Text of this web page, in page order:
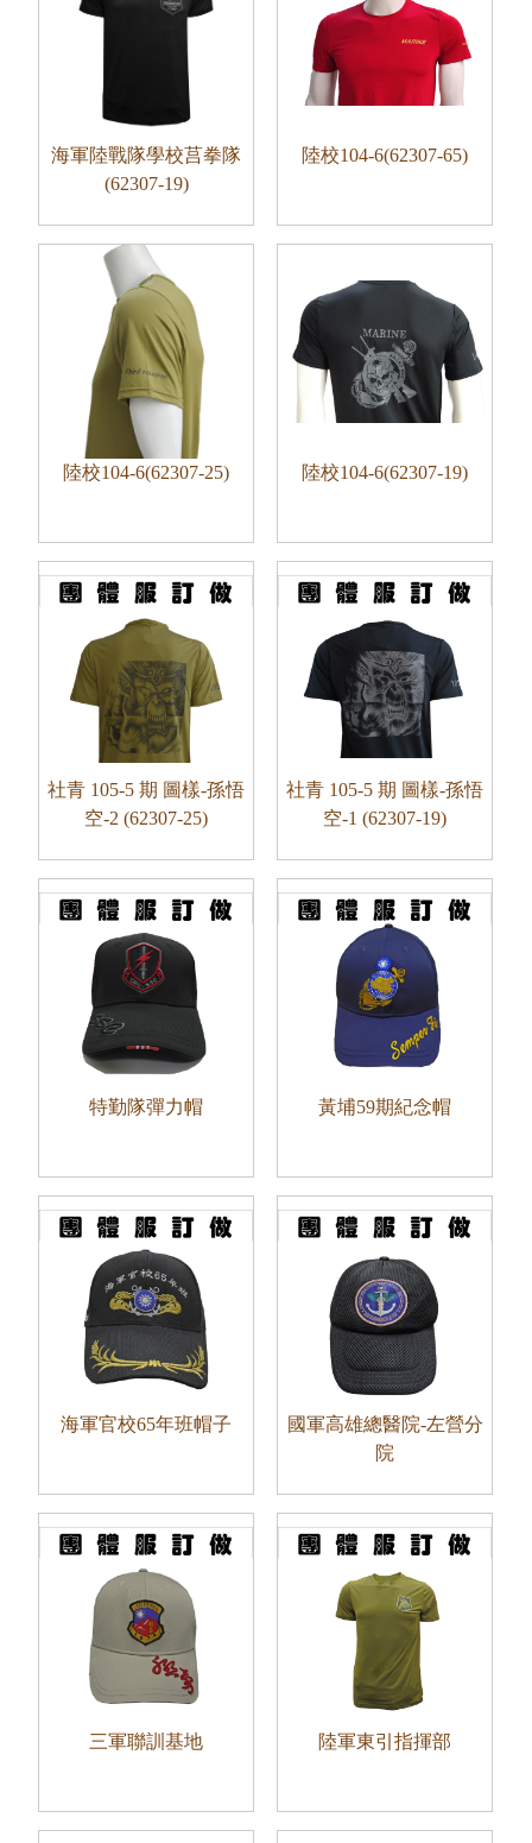
海軍陸戰隊學校莒拳隊
(62307-19)
陸校104-6(62307-65)
陸校104-6(62307-25) 陸校104-6(62307-19)
社青 105-5 期 圖樣-孫悟
空-2 (62307-25)
社青 105-5 期 圖樣-孫悟
空-1 (62307-19)
特勤隊彈力帽 黃埔59期紀念帽
海軍官校65年班帽子
國軍高雄總醫院-左營分
院
三軍聯訓基地 陸軍東引指揮部